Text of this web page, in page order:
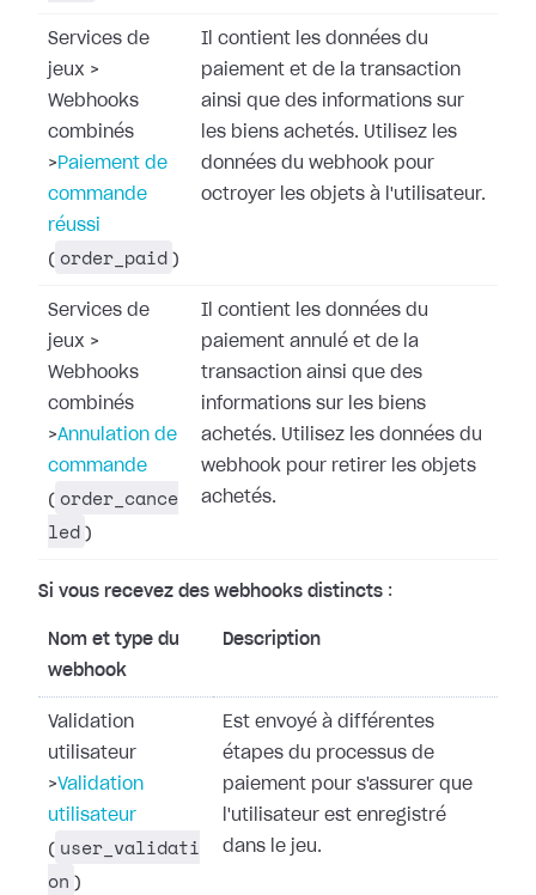
Services de
jeux >
Webhooks
combinés
> Paiement de
commande
réussi
( order_paid )
Il contient les données du
paiement et de la transaction
ainsi que des informations sur
les biens achetés. Utilisez les
données du webhook pour
octroyer les objets à l'utilisateur.
Services de
jeux >
Webhooks
combinés
>Annulation de
commande
( order_cance
led )
Il contient les données du
paiement annulé et de la
transaction ainsi que des
informations sur les biens
achetés. Utilisez les données du
webhook pour retirer les objets
achetés.
Si vous recevez des webhooks distincts :
Nom et type du
webhook
Description
Validation
utilisateur
>Validation
utilisateur
( user_validati
on )
Est envoyé à différentes
étapes du processus de
paiement pour s'assurer que
l'utilisateur est enregistré
dans le jeu.